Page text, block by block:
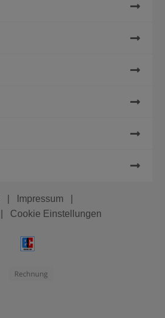
Impressum
Cookie Einstellungen